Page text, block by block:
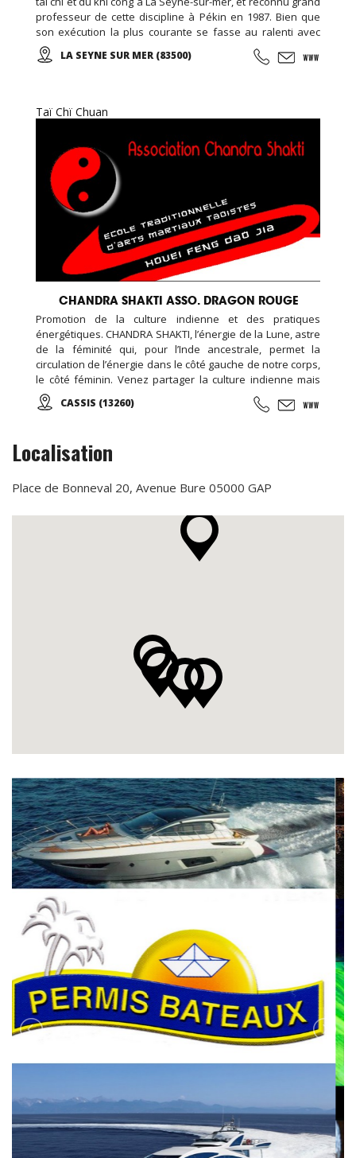
professeur de cette discipline à Pékin en 1987. Bien que
son exécution la plus courante se fasse au ralenti avec
des mouvements doux et unis entre eux, le thai cuc quyen
(taichi) peut s’exécuter de bien des manières différentes,
LA SEYNE SUR MER (83500)
Taï Chï Chuan
CHANDRA SHAKTI ASSO. DRAGON ROUGE
Promotion de la culture indienne et des pratiques
énergétiques. CHANDRA SHAKTI, l’énergie de la Lune, astre
de la féminité qui, pour l’Inde ancestrale, permet la
circulation de l’énergie dans le côté gauche de notre corps,
le côté féminin. Venez partager la culture indienne mais
aussi toutes les pratiques énergétiques, notamment
taoïstes dans leur forme la plus traditionnelle possible.
CASSIS (13260)
Localisation
Place de Bonneval 20, Avenue Bure 05000 GAP